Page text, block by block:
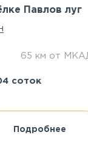
Павлов луг
65 км от
соток
Подробнее